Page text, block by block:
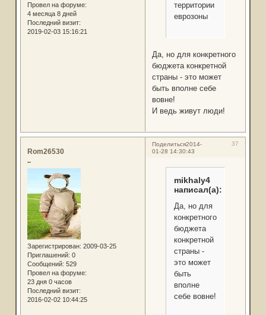
Провел на форуме:
4 месяца 8 дней
Последний визит:
2019-02-03 15:16:21
территории
еврозоны
Да, но для конкретного
бюджета конкретной
страны - это может
быть вполне себе
вовне!
И ведь живут люди!
Поделиться 37
2014-
01-28 14:30:43
Rom26530
..
Зарегистрирован: 2009-03-25
Приглашений: 0
Сообщений: 529
Провел на форуме:
23 дня 0 часов
Последний визит:
2016-02-02 10:44:25
mikhaly4
написал(а):
Да, но для
конкретного
бюджета
конкретной
страны -
это может
быть
вполне
себе вовне!